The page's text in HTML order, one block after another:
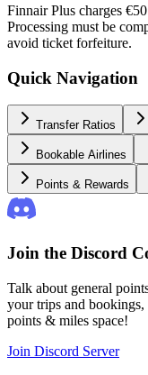
Finnair Plus charges
Processing must be
avoid ticket forfeiture.
Quick Navigation
Transfer Ratios
Bookable Airlines
Points & Rewards
Join the Discord
Talk about general
your trips and
points & miles space!
Join Discord Server